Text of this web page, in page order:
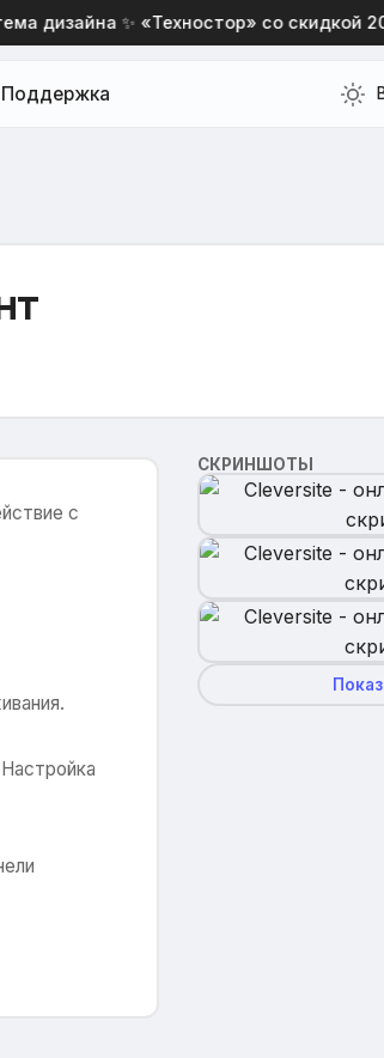
дизайна ✨ «Техностор» со скидкой
Поддержка
с
СКРИНШОТЫ